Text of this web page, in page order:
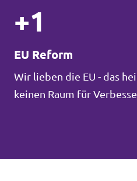
+1
EU Reform
Wir lieben die EU - das
keinen Raum für